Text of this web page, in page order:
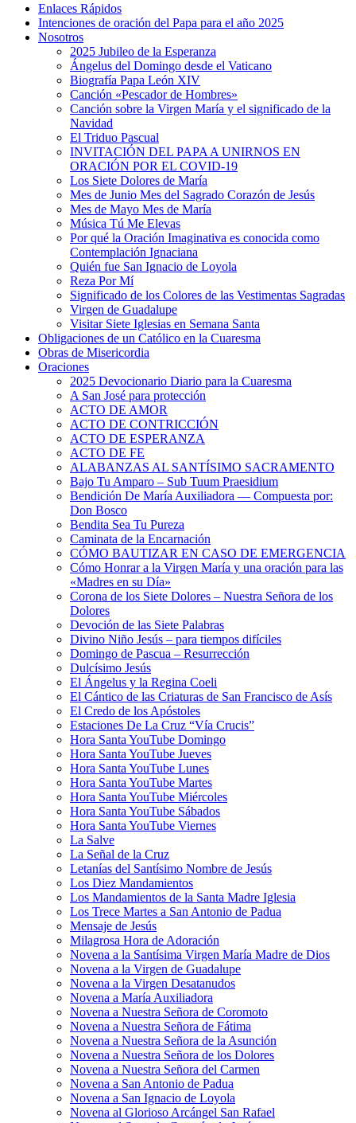
Enlaces Rápidos
Intenciones de oración del Papa para el año 2025
Nosotros
2025 Jubileo de la Esperanza
Ángelus del Domingo desde el Vaticano
Biografía Papa León XIV
Canción «Pescador de Hombres»
Canción sobre la Virgen María y el significado de la
Navidad
El Triduo Pascual
INVITACIÓN DEL PAPA A UNIRNOS EN
ORACIÓN POR EL COVID-19
Los Siete Dolores de María
Mes de Junio Mes del Sagrado Corazón de Jesús
Mes de Mayo Mes de María
Música Tú Me Elevas
Por qué la Oración Imaginativa es conocida como
Contemplación Ignaciana
Quién fue San Ignacio de Loyola
Reza Por Mí
Significado de los Colores de las Vestimentas Sagradas
Virgen de Guadalupe
Visitar Siete Iglesias en Semana Santa
Obligaciones de un Católico en la Cuaresma
Obras de Misericordia
Oraciones
2025 Devocionario Diario para la Cuaresma
A San José para protección
ACTO DE AMOR
ACTO DE CONTRICCIÓN
ACTO DE ESPERANZA
ACTO DE FE
ALABANZAS AL SANTÍSIMO SACRAMENTO
Bajo Tu Amparo – Sub Tuum Praesidium
Bendición De María Auxiliadora — Compuesta por:
Don Bosco
Bendita Sea Tu Pureza
Caminata de la Encarnación
CÓMO BAUTIZAR EN CASO DE EMERGENCIA
Cómo Honrar a la Virgen María y una oración para las
«Madres en su Día»
Corona de los Siete Dolores – Nuestra Señora de los
Dolores
Devoción de las Siete Palabras
Divino Niño Jesús – para tiempos difíciles
Domingo de Pascua – Resurrección
Dulcísimo Jesús
El Ángelus y la Regina Coeli
El Cántico de las Criaturas de San Francisco de Asís
El Credo de los Apóstoles
Estaciones De La Cruz “Vía Crucis”
Hora Santa YouTube Domingo
Hora Santa YouTube Jueves
Hora Santa YouTube Lunes
Hora Santa YouTube Martes
Hora Santa YouTube Miércoles
Hora Santa YouTube Sábados
Hora Santa YouTube Viernes
La Salve
La Señal de la Cruz
Letanías del Santísimo Nombre de Jesús
Los Diez Mandamientos
Los Mandamientos de la Santa Madre Iglesia
Los Trece Martes a San Antonio de Padua
Mensaje de Jesús
Milagrosa Hora de Adoración
Novena a la Santísima Virgen María Madre de Dios
Novena a la Virgen de Guadalupe
Novena a la Virgen Desatanudos
Novena a María Auxiliadora
Novena a Nuestra Señora de Coromoto
Novena a Nuestra Señora de Fátima
Novena a Nuestra Señora de la Asunción
Novena a Nuestra Señora de los Dolores
Novena a Nuestra Señora del Carmen
Novena a San Antonio de Padua
Novena a San Ignacio de Loyola
Novena al Glorioso Arcángel San Rafael